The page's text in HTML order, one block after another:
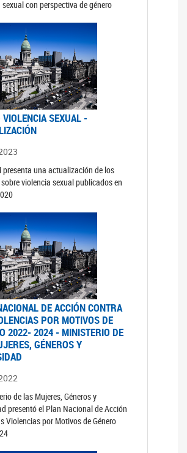
con perspectiva de género
SEXUAL -
presenta una actualización de los
violencia sexual publicados en
DE ACCIÓN CONTRA
POR MOTIVOS DE
2022- 2024 - MINISTERIO DE
GÉNEROS Y
de las Mujeres, Géneros y
presentó el Plan Nacional de Acción
Violencias por Motivos de Género